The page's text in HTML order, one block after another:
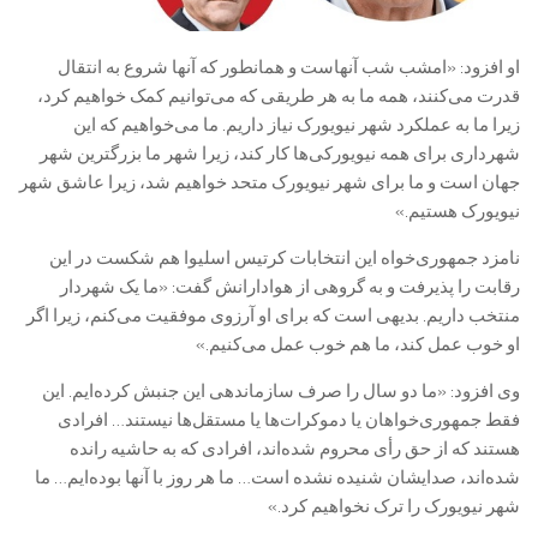
او افزود: «امشب شب آنهاست و همانطور که آنها شروع به انتقال
قدرت می‌کنند، همه ما به هر طریقی که می‌توانیم کمک خواهیم کرد،
زیرا ما به عملکرد شهر نیویورک نیاز داریم. ما می‌خواهیم که این
شهرداری برای همه نیویورکی‌ها کار کند، زیرا شهر ما بزرگترین شهر
جهان است و ما برای شهر نیویورک متحد خواهیم شد، زیرا عاشق شهر
نیویورک هستیم.»
نامزد جمهوری‌خواه این انتخابات کرتیس اسلیوا هم شکست در این
رقابت را پذیرفت و به گروهی از هوادارانش گفت: «ما یک شهردار
منتخب داریم. بدیهی است که برای او آرزوی موفقیت می‌کنم، زیرا اگر
او خوب عمل کند، ما هم خوب عمل می‌کنیم.»
وی افزود: «ما دو سال را صرف سازماندهی این جنبش کرده‌ایم. این
فقط جمهوری‌خواهان یا دموکرات‌ها یا مستقل‌ها نیستند… افرادی
هستند که از حق رأی محروم شده‌اند، افرادی که به حاشیه رانده
شده‌اند، صدایشان شنیده نشده است… ما هر روز با آنها بوده‌ایم… ما
شهر نیویورک را ترک نخواهیم کرد.»